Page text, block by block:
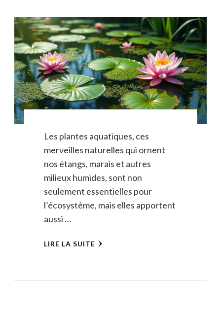
Les plantes aquatiques, ces
merveilles naturelles qui ornent
nos étangs, marais et autres
milieux humides, sont non
seulement essentielles pour
l’écosystème, mais elles apportent
aussi …
LIRE LA SUITE